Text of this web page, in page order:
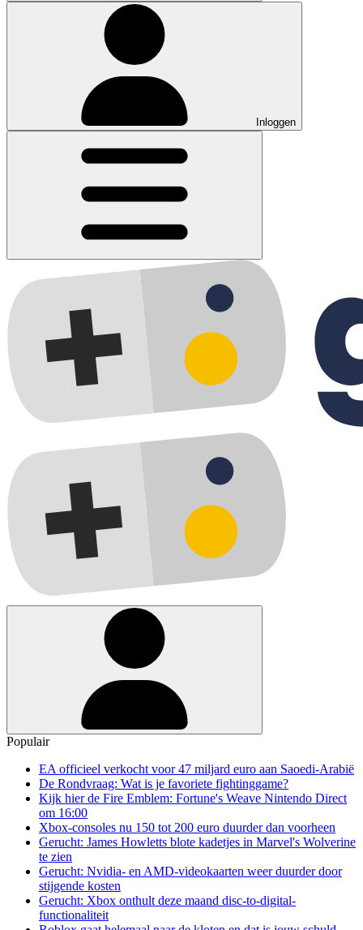
Inloggen
Populair
EA officieel verkocht voor 47 miljard euro aan Saoedi-Arabië
De Rondvraag: Wat is je favoriete fightinggame?
Kijk hier de Fire Emblem: Fortune's Weave Nintendo Direct
om 16:00
Xbox-consoles nu 150 tot 200 euro duurder dan voorheen
Gerucht: James Howletts blote kadetjes in Marvel's Wolverine
te zien
Gerucht: Nvidia- en AMD-videokaarten weer duurder door
stijgende kosten
Gerucht: Xbox onthult deze maand disc-to-digital-
functionaliteit